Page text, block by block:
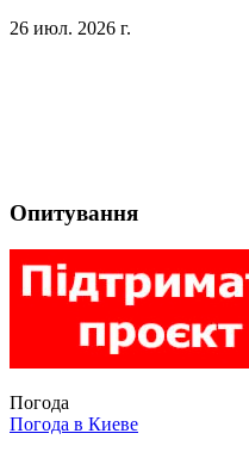
26 июл. 2026 г.
Опитування
Погода
Погода в Киеве